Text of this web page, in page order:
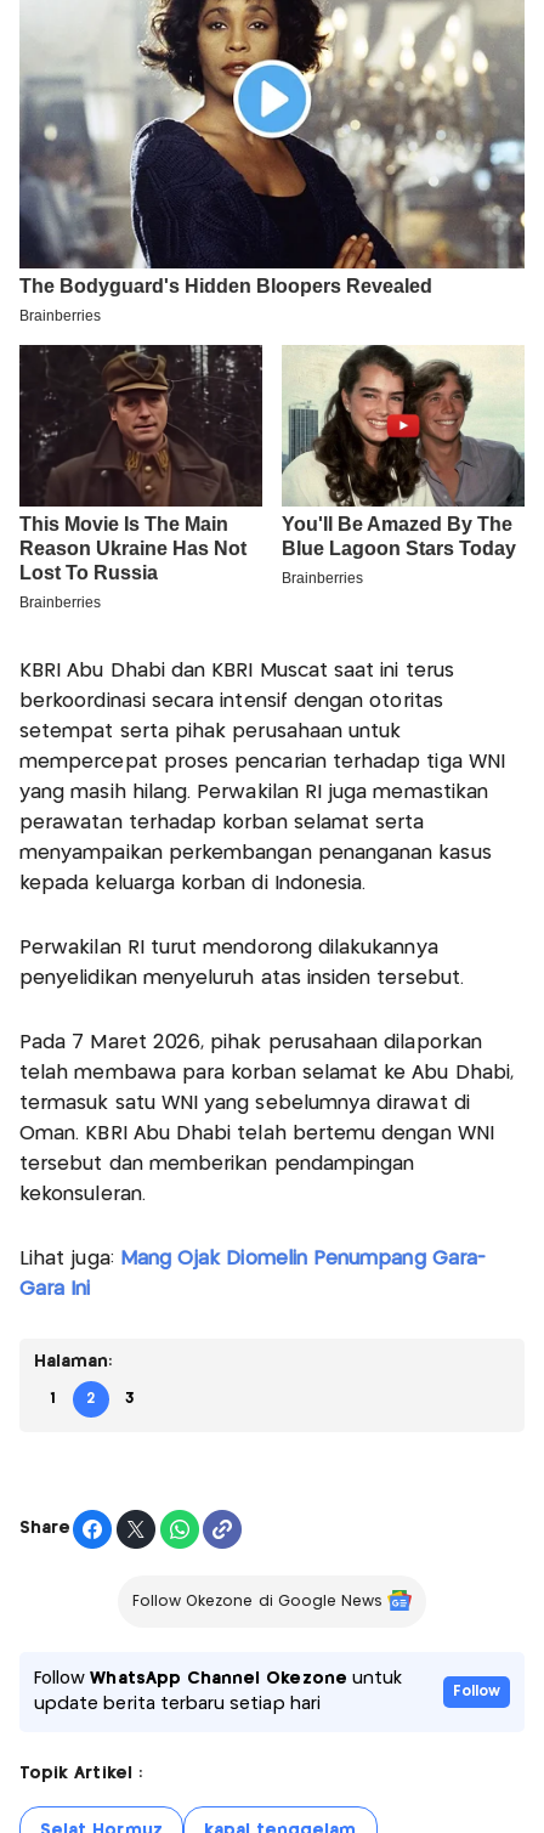
KBRI Abu Dhabi dan KBRI Muscat saat ini terus
berkoordinasi secara intensif dengan otoritas
setempat serta pihak perusahaan untuk
mempercepat proses pencarian terhadap tiga WNI
yang masih hilang. Perwakilan RI juga memastikan
perawatan terhadap korban selamat serta
menyampaikan perkembangan penanganan kasus
kepada keluarga korban di Indonesia.
Perwakilan RI turut mendorong dilakukannya
penyelidikan menyeluruh atas insiden tersebut.
Pada 7 Maret 2026, pihak perusahaan dilaporkan
telah membawa para korban selamat ke Abu Dhabi,
termasuk satu WNI yang sebelumnya dirawat di
Oman. KBRI Abu Dhabi telah bertemu dengan WNI
tersebut dan memberikan pendampingan
kekonsuleran.
Lihat juga: Mang Ojak Diomelin Penumpang Gara-
Gara Ini
Halaman:
1 2 3
Share
Follow Okezone di Google News
FollowWhatsApp Channel Okezone untuk
update berita terbaru setiap hari
Follow
Topik Artikel :